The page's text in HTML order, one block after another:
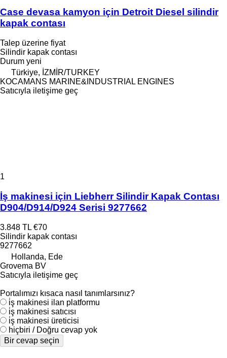
Case devasa kamyon için Detroit Diesel silindir
kapak contası
Talep üzerine fiyat
Silindir kapak contası
Durum yeni
Türkiye, İZMİR/TURKEY
KOCAMANS MARINE&INDUSTRIAL ENGINES
Satıcıyla iletişime geç
1
İş makinesi için Liebherr Silindir Kapak Contası
D904/D914/D924 Serisi 9277662
3.848 TL €70
Silindir kapak contası
9277662
Hollanda, Ede
Grovema BV
Satıcıyla iletişime geç
Portalımızı kısaca nasıl tanımlarsınız?
i̇ş makinesi ilan platformu
i̇ş makinesi satıcısı
i̇ş makinesi üreticisi
hiçbiri / Doğru cevap yok
Bir cevap seçin